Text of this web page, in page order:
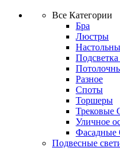
Все Категории
Бра
Люстры
Разное
Споты
Торшеры
Трековые
Уличное
Фасадные
Подвесные